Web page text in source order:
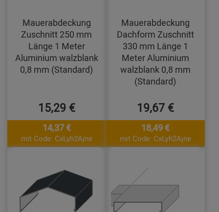
Mauerabdeckung
Zuschnitt 250 mm
Länge 1 Meter
Aluminium walzblank
0,8 mm (Standard)
15,29 €
14,37 €
mit Code: CxLyh2Ajne
Mauerabdeckung
Dachform Zuschnitt
330 mm Länge 1
Meter Aluminium
walzblank 0,8 mm
(Standard)
19,67 €
18,49 €
mit Code: CxLyh2Ajne